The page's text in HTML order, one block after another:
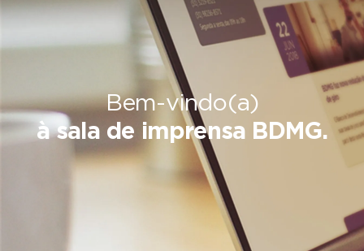
Bem-vindo(a)
à sala de imprensa BDMG.